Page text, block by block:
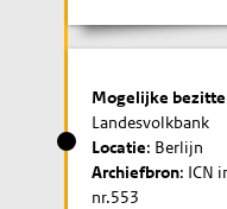
Mogelijke
Landesvolkbank
Locatie: Berlijn
Archiefbron: ICN
nr.553